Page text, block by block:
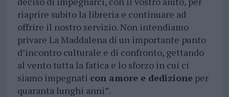
riaprire subito la libreria e continuare ad
offrire il nostro servizio. Non intendiamo
privare La Maddalena di un importante punto
d’incontro culturale e di confronto, gettando
al vento tutta la fatica e lo sforzo in cui ci
siamo impegnati con amore e dedizioneper
quaranta lunghi anni”.